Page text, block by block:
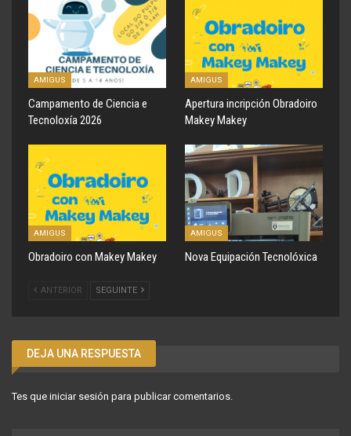
AMIGUS
Campamento de Ciencia e
Tecnoloxía 2026
AMIGUS
Apertura incripción Obradoiro
Makey Makey
AMIGUS
Obradoiro con Makey Makey
AMIGUS
Nova Equipación Tecnolóxica
ANTERIOR SEGUINTE
DEJA UNA RESPUESTA
Tes que iniciar sesión para publicar comentarios.